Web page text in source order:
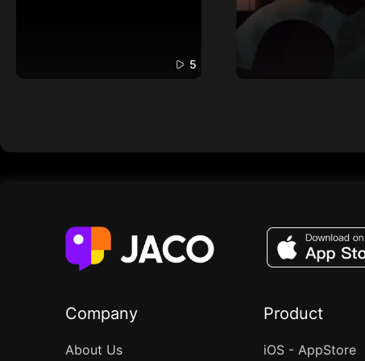
5
Company
About Us
Product
iOS - AppStore